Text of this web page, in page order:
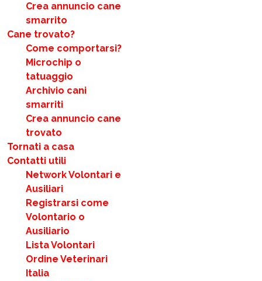
Crea annuncio cane
smarrito
Cane trovato?
Come comportarsi?
Microchip o
tatuaggio
Archivio cani
smarriti
Crea annuncio cane
trovato
Tornati a casa
Contatti utili
Network Volontari e
Ausiliari
Registrarsi come
Volontario o
Ausiliario
Lista Volontari
Ordine Veterinari
Italia